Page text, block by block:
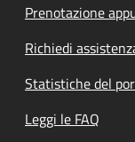
Prenotazione
Richiedi
Statistiche del
Leggi le FAQ